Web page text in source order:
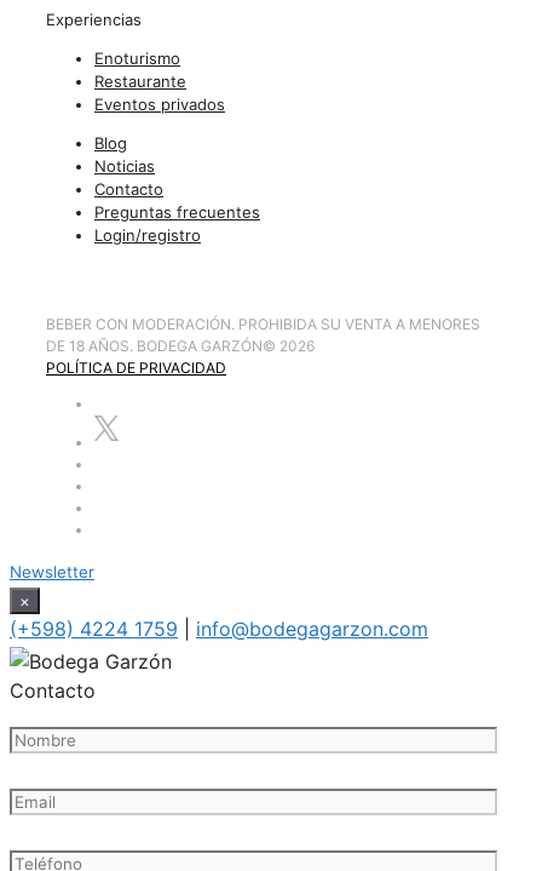
Experiencias
Enoturismo
Restaurante
Eventos privados
Blog
Noticias
Contacto
Preguntas frecuentes
Login/registro
BEBER CON MODERACIÓN. PROHIBIDA SU VENTA A MENORES
DE 18 AÑOS. BODEGA GARZÓN© 2026
POLÍTICA DE PRIVACIDAD
Newsletter
×
(+598) 4224 1759 info@bodegagarzon.com
Contacto